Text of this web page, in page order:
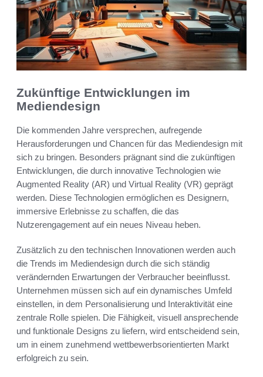
Zukünftige Entwicklungen im
Mediendesign
Die kommenden Jahre versprechen, aufregende
Herausforderungen und Chancen für das Mediendesign mit
sich zu bringen. Besonders prägnant sind die zukünftigen
Entwicklungen, die durch innovative Technologien wie
Augmented Reality (AR) und Virtual Reality (VR) geprägt
werden. Diese Technologien ermöglichen es Designern,
immersive Erlebnisse zu schaffen, die das
Nutzerengagement auf ein neues Niveau heben.
Zusätzlich zu den technischen Innovationen werden auch
die Trends im Mediendesign durch die sich ständig
verändernden Erwartungen der Verbraucher beeinflusst.
Unternehmen müssen sich auf ein dynamisches Umfeld
einstellen, in dem Personalisierung und Interaktivität eine
zentrale Rolle spielen. Die Fähigkeit, visuell ansprechende
und funktionale Designs zu liefern, wird entscheidend sein,
um in einem zunehmend wettbewerbsorientierten Markt
erfolgreich zu sein.